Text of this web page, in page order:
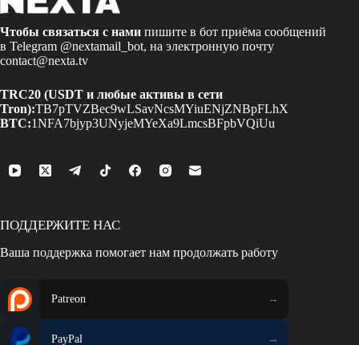
Чтобы связаться с нами пишите в бот приёма сообщений
в Telegram @nextamail_bot, на электронную почту
contact@nexta.tv
TRC20 (USDT и любые активы в сети
Tron):TB7pTVZBec9wLSavNcsMYiuENjZNBpFLhX
BTC:1NFA7bjyp3UNyjeMYeXa9LmcsBFpbVQiUu
ПОДДЕРЖИТЕ НАС
Ваша поддержка помогает нам продолжать работу
Patreon
PayPal